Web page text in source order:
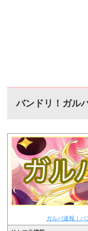
バンドリ！ガル
ガルパ速報｜バ